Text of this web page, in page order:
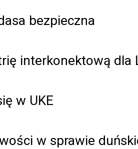
bezpieczna
interkonektową dla
w UKE
w sprawie